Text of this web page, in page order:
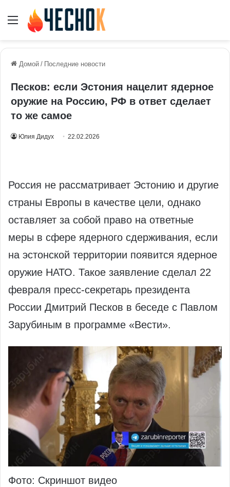
Меню
Домой / Последние новости
Песков: если Эстония нацелит ядерное
оружие на Россию, РФ в ответ сделает
то же самое
Юлия Дидух 22.02.2026
Россия не рассматривает Эстонию и другие
страны Европы в качестве цели, однако
оставляет за собой право на ответные
меры в сфере ядерного сдерживания, если
на эстонской территории появится ядерное
оружие НАТО. Такое заявление сделал 22
февраля пресс-секретарь президента
России Дмитрий Песков в беседе с Павлом
Зарубиным в программе «Вести».
Фото: Скриншот видео